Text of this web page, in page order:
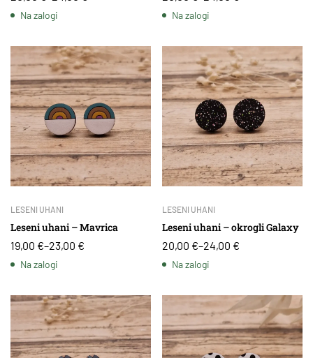
Na zalogi Na zalogi
LESENI UHANI
Leseni uhani – Mavrica
19,00 €–23,00 €
Na zalogi
LESENI UHANI
Leseni uhani – okrogli Galaxy
20,00 €–24,00 €
Na zalogi